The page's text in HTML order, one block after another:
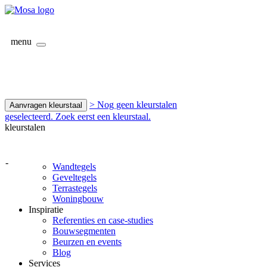
menu
Aanvragen kleurstaal
> Nog geen kleurstalen
geselecteerd. Zoek eerst een kleurstaal.
kleurstalen
-
Wandtegels
Geveltegels
Terrastegels
Woningbouw
Inspiratie
Referenties en case-studies
Bouwsegmenten
Beurzen en events
Blog
Services